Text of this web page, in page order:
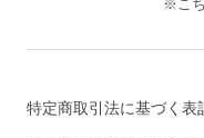
※こ
特定商取引法に基づく表